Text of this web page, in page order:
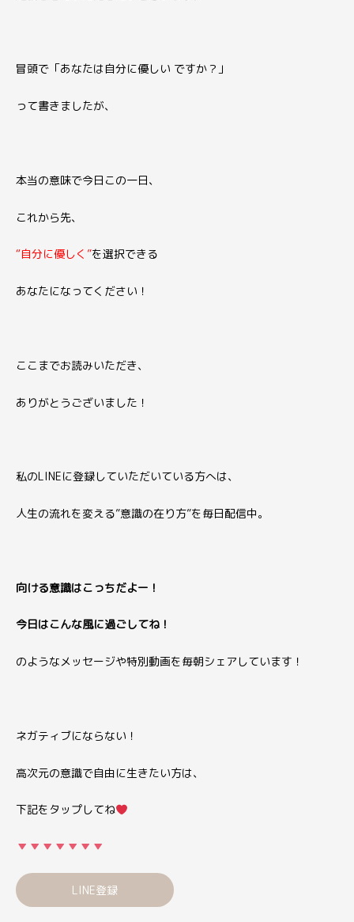
冒頭で「あなたは自分に優しい ですか？」
って書きましたが、
本当の意味で今日この一日、
これから先、
“自分に優しく”を選択できる
あなたになってください！
ここまでお読みいただき、
ありがとうございました！
私のLINEに登録していただいている方へは、
人生の流れを変える”意識の在り方”を毎日配信中。
向ける意識はこっちだよー！
今日はこんな風に過ごしてね！
のようなメッセージや特別動画を毎朝シェアしています！
ネガティブにならない！
高次元の意識で自由に生きたい方は、
下記をタップしてね
LINE登録